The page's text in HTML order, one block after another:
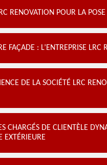
RENOVATION POUR LA
FAÇADE : L’ENTREPRISE
DE LA SOCIÉTÉ LRC
CHARGÉS DE CLIENTÈLE
EXTÉRIEURE